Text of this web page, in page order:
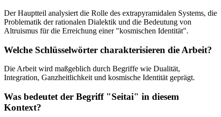
Der Hauptteil analysiert die Rolle des extrapyramidalen Systems, die
Problematik der rationalen Dialektik und die Bedeutung von
Altruismus für die Erreichung einer "kosmischen Identität".
Welche Schlüsselwörter charakterisieren die Arbeit?
Die Arbeit wird maßgeblich durch Begriffe wie Dualität,
Integration, Ganzheitlichkeit und kosmische Identität geprägt.
Was bedeutet der Begriff "Seitai" in diesem
Kontext?